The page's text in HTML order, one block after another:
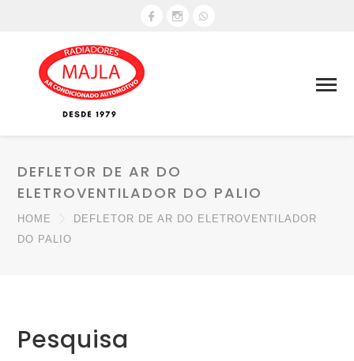
DEFLETOR DE AR DO
ELETROVENTILADOR DO PALIO
HOME
DEFLETOR DE AR DO ELETROVENTILADOR
DO PALIO
Pesquisa